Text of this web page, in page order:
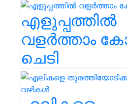
എളുപ്പത്തിൽ
വളർത്താം
ചെടി